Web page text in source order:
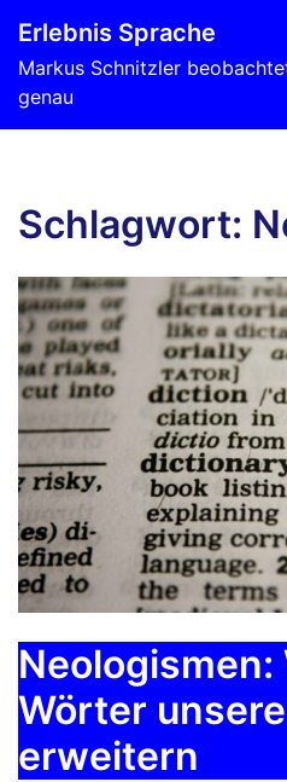
Inhalt
springen
Erlebnis Sprache
Markus Schnitzler
genau
Schlagwort:
Neologismen:
Wörter
erweitern